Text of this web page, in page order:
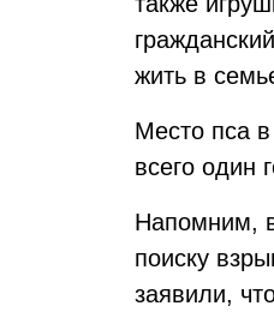
жить в
Место пса
всего один
Напомним,
поиску
заявили,